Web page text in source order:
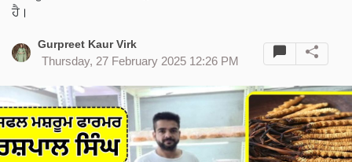
ਹੈ।
Gurpreet Kaur Virk
Thursday, 27 February 2025 12:26 PM